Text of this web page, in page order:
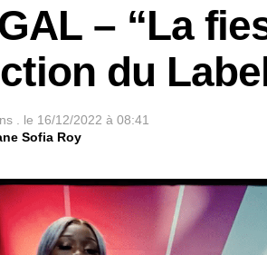
– “La
du
. le 16/12/2022 à 08:41
Sofia Roy